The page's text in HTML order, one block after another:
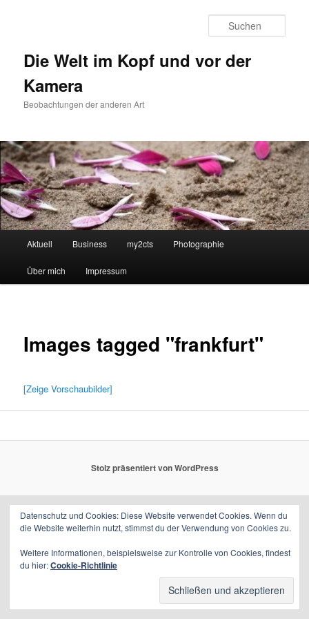
Die Welt im Kopf und vor der
Kamera
Beobachtungen der anderen Art
Aktuell Business my2cts Photographie
Über mich Impressum
Images tagged "frankfurt"
[Zeige Vorschaubilder]
Stolz präsentiert von WordPress
Datenschutz und Cookies: Diese Website verwendet Cookies. Wenn du
die Website weiterhin nutzt, stimmst du der Verwendung von Cookies zu.
Weitere Informationen, beispielsweise zur Kontrolle von Cookies, findest
du hier:Cookie-Richtlinie